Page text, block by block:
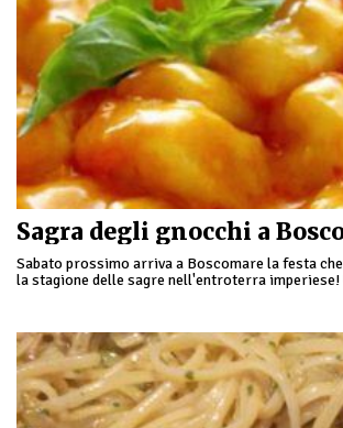
Sagra degli gnocchi a
Sabato prossimo arriva a Boscomare la festa
la stagione delle sagre nell'entroterra imperiese!